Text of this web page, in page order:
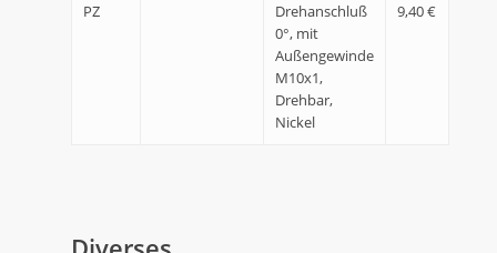
PZ
Drehanschluß
0°, mit
Außengewinde
M10x1,
Drehbar,
Nickel
9,40 €